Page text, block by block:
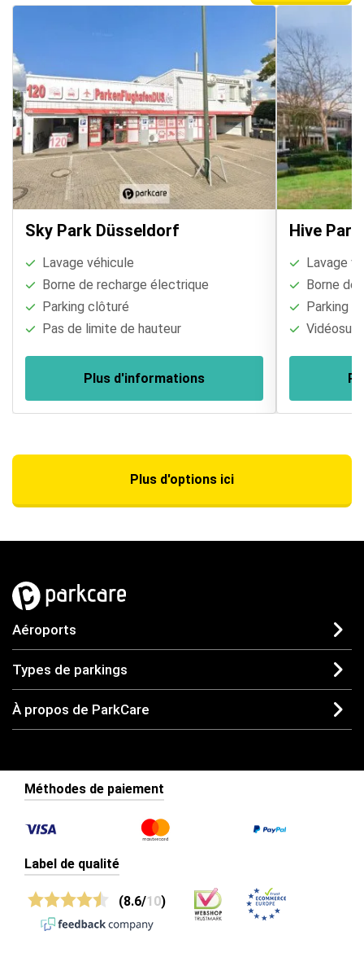
Sky Park Düsseldorf
Lavage véhicule
Borne de recharge électrique
Parking clôturé
Pas de limite de hauteur
Plus d'informations
Hive
Lavage
Borne de
Parking
Plus d'options ici
Aéroports
Types de parkings
À propos de ParkCare
Méthodes de paiement
Label de qualité
(8.6/10)